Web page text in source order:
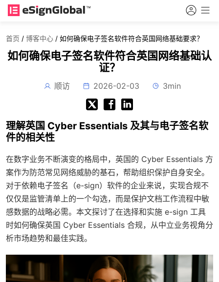
首页 / 博客中心 / 如何确保电子签名软件符合英国网络基础要求？
如何确保电子签名软件符合英国网络基础认
证？
顺访 2026-02-03 3min
理解英国 Cyber Essentials 及其与电子签名软
件的相关性
在数字业务不断演变的格局中，英国的 Cyber Essentials 方
案作为防范常见网络威胁的基石，帮助组织保护自身安全。
对于依赖电子签名（e-sign）软件的企业来说，实现合规不
仅仅是监管清单上的一个勾选，而是保护文档工作流程中敏
感数据的战略必需。本文探讨了在选择和实施 e-sign 工具
时如何确保英国 Cyber Essentials 合规，从中立业务视角分
析市场趋势和最佳实践。